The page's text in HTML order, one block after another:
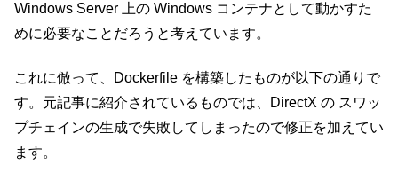
Windows Server 上の Windows コンテナとして動かすた
めに必要なことだろうと考えています。
これに倣って、Dockerfile を構築したものが以下の通りで
す。元記事に紹介されているものでは、DirectX の スワッ
プチェインの生成で失敗してしまったので修正を加えてい
ます。